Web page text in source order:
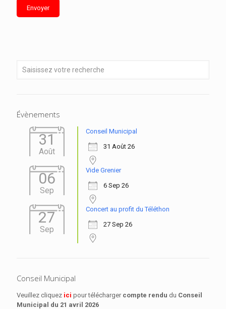
Évènements
31
Août
Conseil Municipal
31 Août 26
06
Sep
Vide Grenier
6 Sep 26
27
Sep
Concert au profit du Téléthon
27 Sep 26
Conseil Municipal
Veuillez cliquez ici pour télécharger compte rendu du Conseil
Municipal du 21 avril 2026